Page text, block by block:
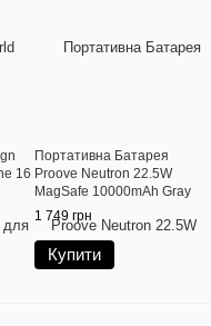
16
Портативна Батарея
Proove Neutron 22.5W
MagSafe 10000mAh Gray
1 749 грн
Купити